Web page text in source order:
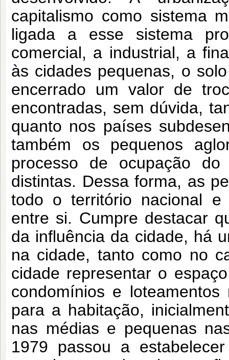
capitalismo como sistema
ligada a esse sistema
comercial, a industrial, a
às cidades pequenas, o
encerrado um valor de
encontradas, sem dúvida,
quanto nos países
também os pequenos
processo de ocupação do
distintas. Dessa forma, as
todo o território nacional e
entre si. Cumpre destacar
da influência da cidade, há
na cidade, tanto como no
cidade representar o
condomínios e
para a habitação,
nas médias e pequenas
1979 passou a